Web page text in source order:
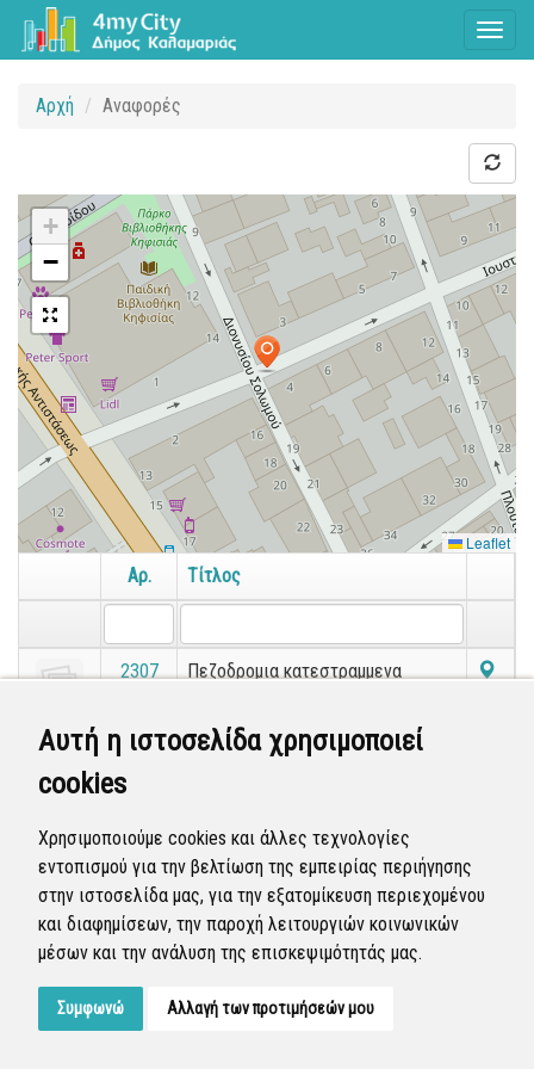
Αυτή η ιστοσελίδα χρησιμοποιεί
cookies
Χρησιμοποιούμε cookies και άλλες τεχνολογίες
εντοπισμού για την βελτίωση της εμπειρίας περιήγησης
στην ιστοσελίδα μας, για την εξατομίκευση περιεχομένου
και διαφημίσεων, την παροχή λειτουργιών κοινωνικών
μέσων και την ανάλυση της επισκεψιμότητάς μας.
Συμφωνώ Αλλαγή των προτιμήσεών μου
Αρχή Αναφορές
+
−
Leaflet
Αρ. Τίτλος
2307 Πεζοδρομια κατεστραμμενα
« 1 2 3 » Εμφανίζονται41-41από41